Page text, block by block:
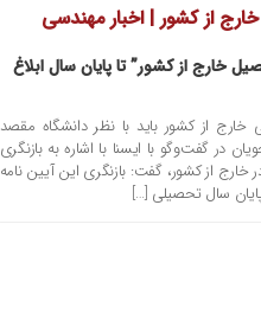
از کشور | اخبار مهندسی
خارج از کشور” تا پایان سال ابلاغ
از کشور باید با نظر دانشگاه مقصد
در گفت‌وگو با ایسنا با اشاره به بازنگری
از کشور، گفت: بازنگری این آیین نامه
پایان سال تحصیلی […]